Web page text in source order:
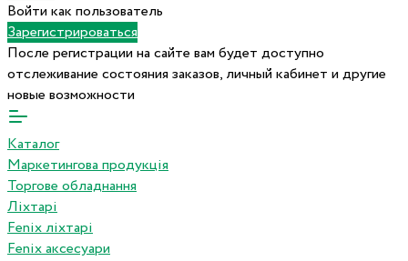
Войти как пользователь
Зарегистрироваться
После регистрации на сайте вам будет доступно
отслеживание состояния заказов, личный кабинет и другие
новые возможности
Каталог
Маркетингова продукція
Торгове обладнання
Ліхтарі
Fenix ліхтарі
Fenix аксесуари